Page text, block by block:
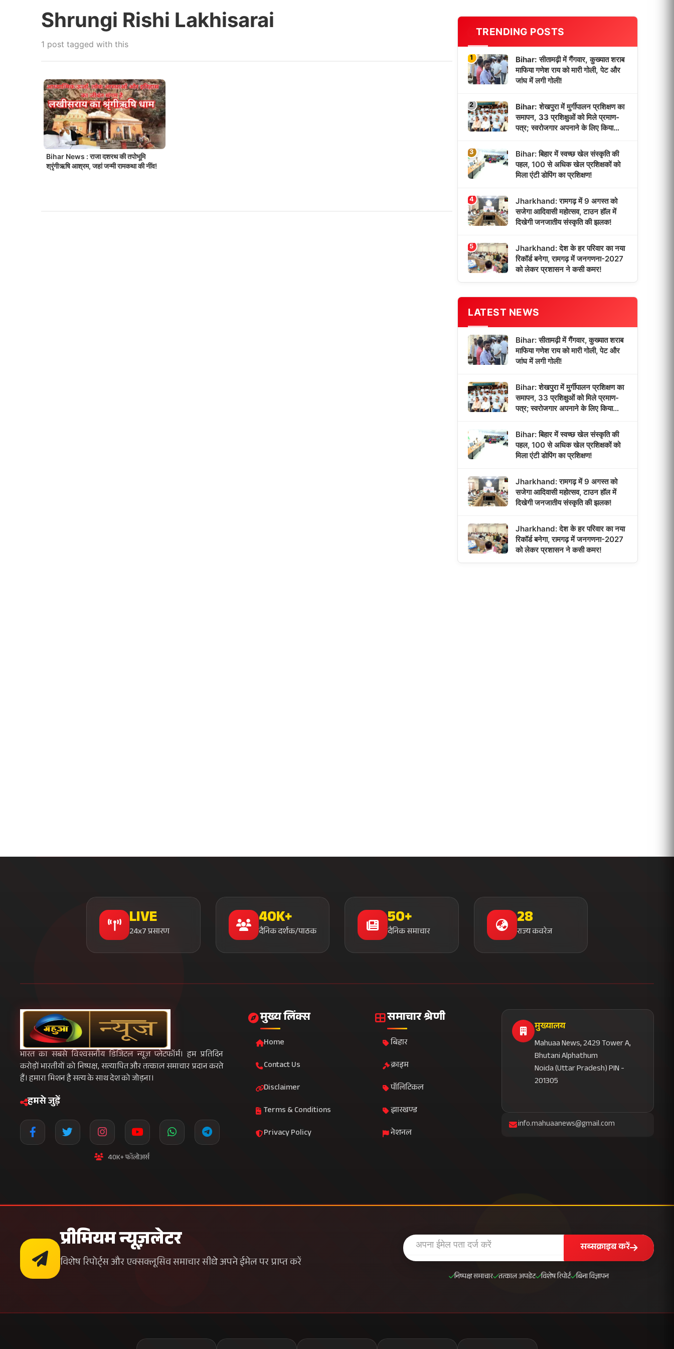
Shrungi Rishi Lakhisarai
1 post tagged with this
Bihar News : राजा दशरथ की तपोभूमि
श्रृंगीऋषि आश्रम, जहां जन्मी रामकथा की नींव!
TRENDING POSTS
1
Bihar: सीतामढ़ी में गैंगवार, कुख्यात शराब
माफिया गणेश राय को मारी गोली, पेट और
जांघ में लगी गोली!
2
Bihar: शेखपुरा में मुर्गीपालन प्रशिक्षण का
समापन, 33 प्रशिक्षुओं को मिले प्रमाण-
पत्र; स्वरोजगार अपनाने के लिए किया
3
Bihar: बिहार में स्वच्छ खेल संस्कृति की
पहल, 100 से अधिक खेल प्रशिक्षकों को
मिला एंटी डोपिंग का प्रशिक्षण!
4
Jharkhand: रामगढ़ में 9 अगस्त को
सजेगा आदिवासी महोत्सव, टाउन हॉल में
दिखेगी जनजातीय संस्कृति की झलक!
5
Jharkhand: देश के हर परिवार का नया
रिकॉर्ड बनेगा, रामगढ़ में जनगणना-2027
को लेकर प्रशासन ने कसी कमर!
LATEST NEWS
Bihar: सीतामढ़ी में गैंगवार, कुख्यात शराब
माफिया गणेश राय को मारी गोली, पेट और
जांघ में लगी गोली!
Bihar: शेखपुरा में मुर्गीपालन प्रशिक्षण का
समापन, 33 प्रशिक्षुओं को मिले प्रमाण-
पत्र; स्वरोजगार अपनाने के लिए किया
Bihar: बिहार में स्वच्छ खेल संस्कृति की
पहल, 100 से अधिक खेल प्रशिक्षकों को
मिला एंटी डोपिंग का प्रशिक्षण!
Jharkhand: रामगढ़ में 9 अगस्त को
सजेगा आदिवासी महोत्सव, टाउन हॉल में
दिखेगी जनजातीय संस्कृति की झलक!
Jharkhand: देश के हर परिवार का नया
रिकॉर्ड बनेगा, रामगढ़ में जनगणना-2027
को लेकर प्रशासन ने कसी कमर!
LIVE
24x7 प्रसारण
40K+
दैनिक दर्शक/पाठक
50+
दैनिक समाचार
28
राज्य कवरेज
भारत का सबसे विश्वसनीय डिजिटल न्यूज़ प्लेटफॉर्म। हम प्रतिदिन
करोड़ों भारतीयों को निष्पक्ष, सत्यापित और तत्काल समाचार प्रदान करते
हैं। हमारा मिशन है सत्य के साथ देश को जोड़ना।
हमसे जुड़ें
40K+ फॉलोअर्स
मुख्य लिंक्स
Home
Contact Us
Disclaimer
Terms & Conditions
Privacy Policy
समाचार श्रेणी
बिहार
क्राइम
पॉलिटिकल
झारखण्ड
नेशनल
मुख्यालय
Mahuaa News, 2429 Tower A,
Bhutani Alphathum
Noida (Uttar Pradesh) PIN -
201305
info.mahuaanews@gmail.com
प्रीमियम न्यूज़लेटर
विशेष रिपोर्ट्स और एक्सक्लूसिव समाचार सीधे अपने ईमेल पर प्राप्त करें
सब्सक्राइब करें
निष्पक्ष समाचार तत्काल अपडेट विशेष रिपोर्ट बिना विज्ञापन